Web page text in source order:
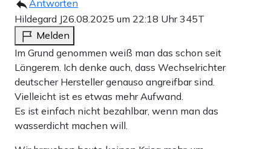
Antworten
Hildegard J26.08.2025 um 22:18 Uhr345T
Melden
Im Grund genommen weiß man das schon seit
Längerem. Ich denke auch, dass Wechselrichter
deutscher Hersteller genauso angreifbar sind.
Vielleicht ist es etwas mehr Aufwand.
Es ist einfach nicht bezahlbar, wenn man das
wasserdicht machen will.